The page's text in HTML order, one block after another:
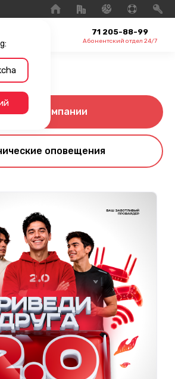
71 205-88-99
Абонентский отдел 24/7
компании
оповещения